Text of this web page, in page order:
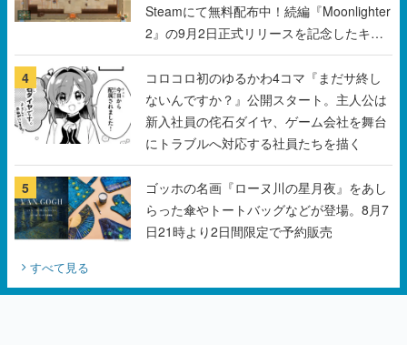
Steamにて無料配布中！続編『Moonlighter
2』の9月2日正式リリースを記念したキャ
ンペーン
4
コロコロ初のゆるかわ4コマ『まだサ終し
ないんですか？』公開スタート。主人公は
新入社員の侘石ダイヤ、ゲーム会社を舞台
にトラブルへ対応する社員たちを描く
5
ゴッホの名画『ローヌ川の星月夜』をあし
らった傘やトートバッグなどが登場。8月7
日21時より2日間限定で予約販売
すべて見る